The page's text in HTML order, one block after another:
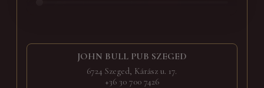
JOHN BULL PUB SZEGED
6724 Szeged, Kárász u. 17.
+36 30 700 7426